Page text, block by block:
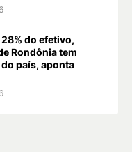
do efetivo,
Rondônia tem
país, aponta